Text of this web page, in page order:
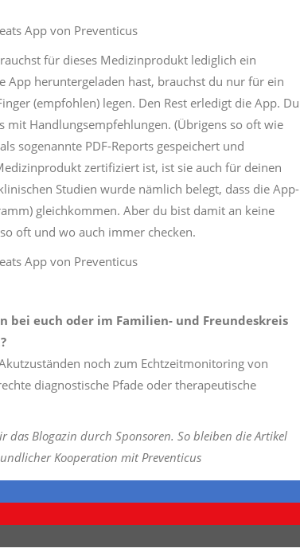
für dieses Medizinprodukt lediglich ein
App heruntergeladen hast, brauchst du nur für ein
(empfohlen) legen. Den Rest erledigt die App. Du
Handlungsempfehlungen. (Übrigens so oft wie
sogenannte PDF-Reports gespeichert und
zertifiziert ist, ist sie auch für deinen
Studien wurde nämlich belegt, dass die App-
gleichkommen. Aber du bist damit an keine
oft und wo auch immer checken.
bei euch oder im Familien- und Freundeskreis
noch zum Echtzeitmonitoring von
diagnostische Pfade oder therapeutische
Blogazin durch Sponsoren. So bleiben die Artikel
Kooperation mit Preventicus